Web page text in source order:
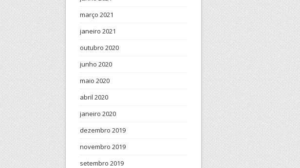
março 2021
janeiro 2021
outubro 2020
junho 2020
maio 2020
abril 2020
janeiro 2020
dezembro 2019
novembro 2019
setembro 2019